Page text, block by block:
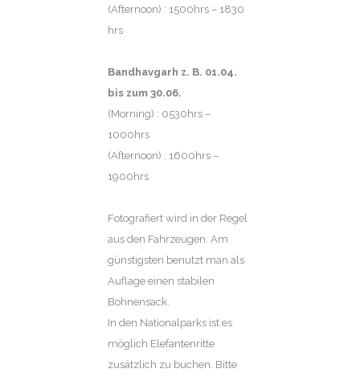
(Afternoon) : 1500hrs – 1830
hrs
Bandhavgarh z. B. 01.04.
bis zum 30.06.
(Morning) : 0530hrs –
1000hrs
(Afternoon) : 1600hrs –
1900hrs
Fotografiert wird in der Regel
aus den Fahrzeugen. Am
günstigsten benutzt man als
Auflage einen stabilen
Bohnensack.
In den Nationalparks ist es
möglich Elefantenritte
zusätzlich zu buchen. Bitte